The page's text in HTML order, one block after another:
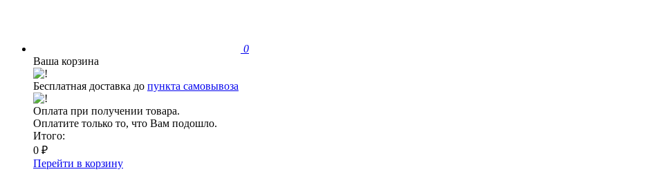
0
Ваша корзина
Бесплатная доставка до пункта самовывоза
Оплата при получении товара.
Оплатите только то, что Вам подошло.
Итого:
0 ₽
Перейти в корзину